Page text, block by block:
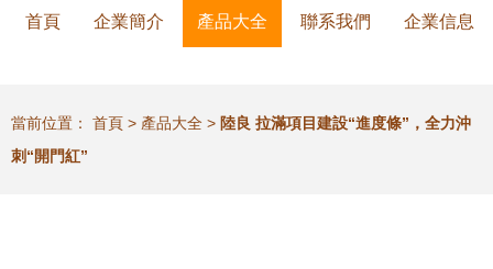
首頁 企業簡介 產品大全 聯系我們 企業信息
當前位置： 首頁 > 產品大全 > 陸良 拉滿項目建設“進度條”，全力沖
刺“開門紅”